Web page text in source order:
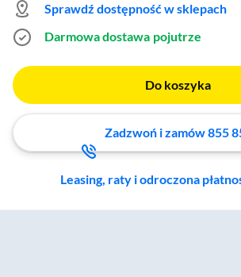
Sprawdź dostępność w sklepach
Darmowa dostawa pojutrze
Do koszyka
Zadzwoń i zamów 855
Leasing, raty i odroczona